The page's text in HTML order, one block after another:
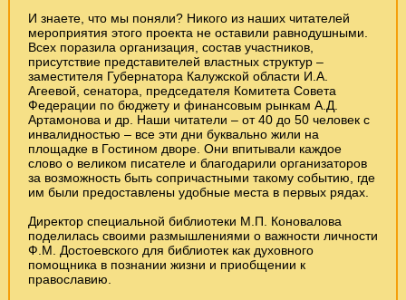
И знаете, что мы поняли? Никого из наших читателей
мероприятия этого проекта не оставили равнодушными.
Всех поразила организация, состав участников,
присутствие представителей властных структур –
заместителя Губернатора Калужской области И.А.
Агеевой, сенатора, председателя Комитета Совета
Федерации по бюджету и финансовым рынкам А.Д.
Артамонова и др. Наши читатели – от 40 до 50 человек с
инвалидностью – все эти дни буквально жили на
площадке в Гостином дворе. Они впитывали каждое
слово о великом писателе и благодарили организаторов
за возможность быть сопричастными такому событию, где
им были предоставлены удобные места в первых рядах.
Директор специальной библиотеки М.П. Коновалова
поделилась своими размышлениями о важности личности
Ф.М. Достоевского для библиотек как духовного
помощника в познании жизни и приобщении к
православию.